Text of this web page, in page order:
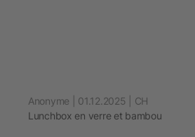
Anonyme | 01.12.2025 | CH
Lunchbox en verre et bambou